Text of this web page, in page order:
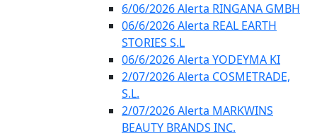
6/06/2026 Alerta RINGANA GMBH
06/6/2026 Alerta REAL EARTH
STORIES S.L
06/6/2026 Alerta YODEYMA KI
2/07/2026 Alerta COSMETRADE,
S.L.
2/07/2026 Alerta MARKWINS
BEAUTY BRANDS INC.